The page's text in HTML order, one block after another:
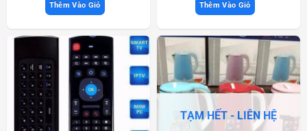
Thêm Vào Giỏ Thêm Vào Giỏ
TẠM HẾT - LIÊN HỆ